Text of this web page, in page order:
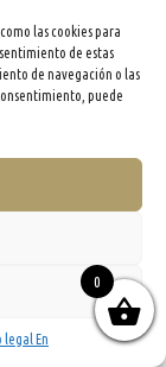
las cookies para
de estas
de navegación o las
puede
legal En
·Política de
0